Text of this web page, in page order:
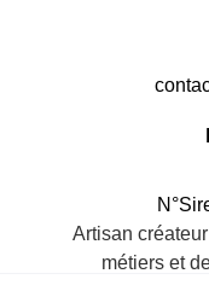
Artisan
métiers et